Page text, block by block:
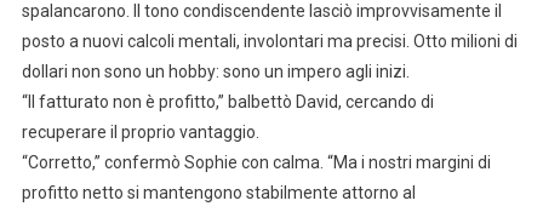
spalancarono. Il tono condiscendente lasciò improvvisamente il
posto a nuovi calcoli mentali, involontari ma precisi. Otto milioni di
dollari non sono un hobby: sono un impero agli inizi.
“Il fatturato non è profitto,” balbettò David, cercando di
recuperare il proprio vantaggio.
“Corretto,” confermò Sophie con calma. “Ma i nostri margini di
profitto netto si mantengono stabilmente attorno al